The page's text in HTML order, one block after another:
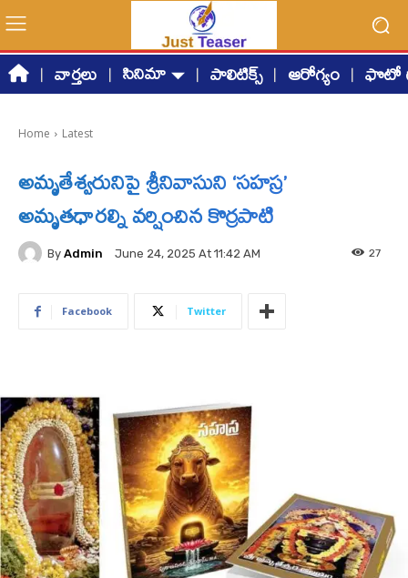
వార్తలు సినిమా పాలిటిక్స్ ఆరోగ్యం ఫొటో
Home Latest
అమృతేశ్వరునిపై శ్రీనివాసుని ‘సహస్ర’
అమృతధారల్ని వర్షించిన కొర్రపాటి
By Admin June 24, 2025 At 11:42 AM 27
Facebook Twitter